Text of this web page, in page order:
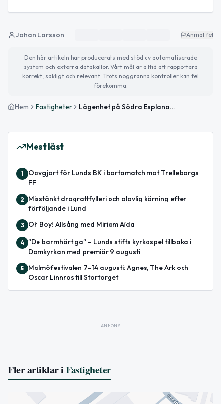
Johan Larsson Anmäl fel
Den här artikeln har producerats med stöd av automatiserade
system och externa datakällor. Vårt mål är alltid att rapportera
korrekt, sakligt och relevant. Trots noggranna kontroller kan fel
förekomma.
Hem Fastigheter Lägenhet på Södra Esplanaden 16A i Lund såld för 2 975 000kr
Mest läst
1
Oavgjort för Lunds BK i bortamatch mot Trelleborgs
FF
2
Misstänkt drograttfylleri och olovlig körning efter
förföljande i Lund
3 Oh Boy! Allsång med Miriam Aïda
4
”De barmhärtiga” – Lunds stifts kyrkospel tillbaka i
Domkyrkan med premiär 9 augusti
5
Malmöfestivalen 7–14 augusti: Agnes, The Ark och
Oscar Linnros till Stortorget
ANNONS
Fler artiklar iFastigheter